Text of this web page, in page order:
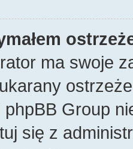
ma swoje
Group
się z